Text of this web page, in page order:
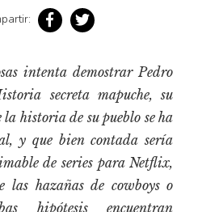
intenta demostrar Pedro
secreta mapuche, su
historia de su pueblo se ha
y que bien contada sería
de series para Netflix,
las hazañas de cowboys o
hipótesis encuentran